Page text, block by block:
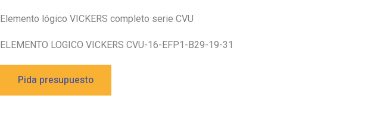
Elemento lógico VICKERS completo serie CVU
ELEMENTO LOGICO VICKERS CVU-16-EFP1-B29-19-31
Pida presupuesto